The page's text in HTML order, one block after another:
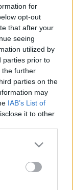
for
opt-out
that after your
seeing
utilized by
parties prior to
the further
parties on the
may
IAB’s List of
it to other
more Google
may click to
party tags to
below Google